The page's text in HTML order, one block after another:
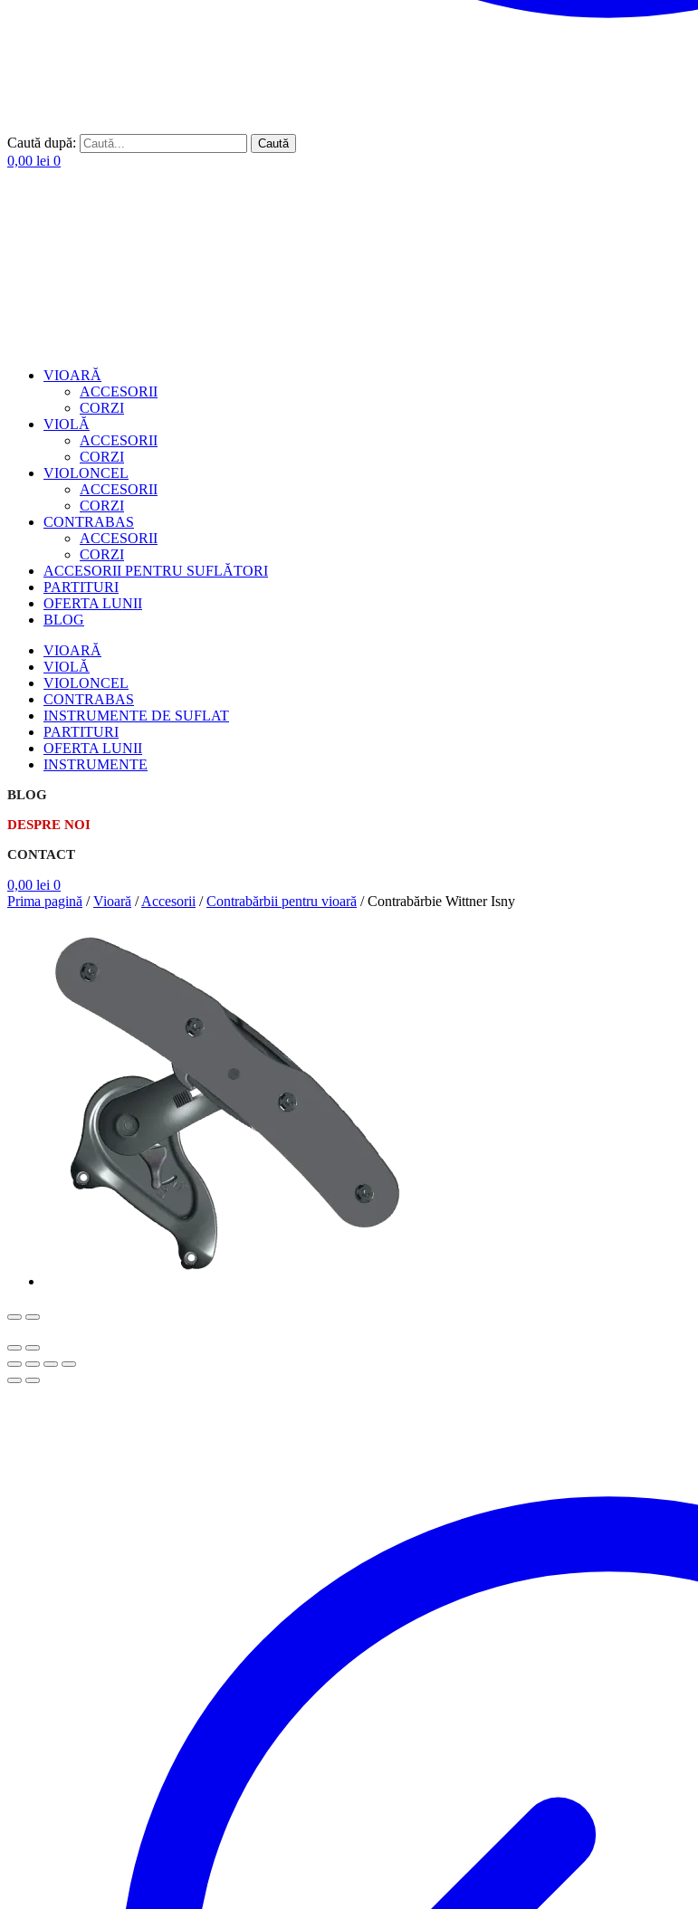
Caută după: Caută
0,00 lei 0
VIOARĂ
ACCESORII
CORZI
VIOLĂ
ACCESORII
CORZI
VIOLONCEL
ACCESORII
CORZI
CONTRABAS
ACCESORII
CORZI
ACCESORII PENTRU SUFLĂTORI
PARTITURI
OFERTA LUNII
BLOG
VIOARĂ
VIOLĂ
VIOLONCEL
CONTRABAS
INSTRUMENTE DE SUFLAT
PARTITURI
OFERTA LUNII
INSTRUMENTE
BLOG
DESPRE NOI
CONTACT
0,00 lei 0
Prima pagină /Vioară /Accesorii /Contrabărbii pentru vioară /Contrabărbie Wittner Isny